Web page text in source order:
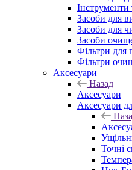
Інструменти
Засоби для
Засоби для
Засоби
Фільтри для
Фільтри
Аксесуари
Назад
Аксесуари
Аксесуари
Точні